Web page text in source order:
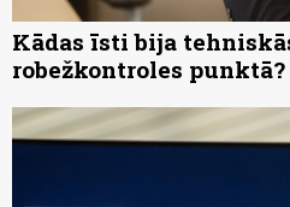
Kādas īsti bija
robežkontroles punktā?